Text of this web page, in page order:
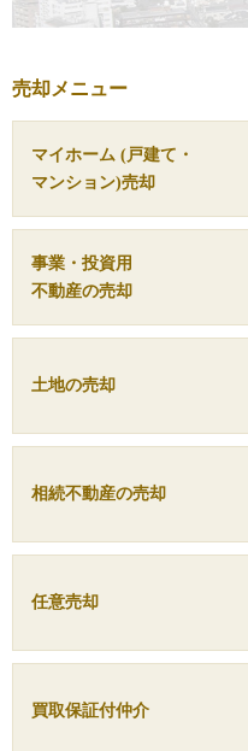
売却メニュー
マイホーム (戸建て・
マンション)売却
事業・投資用
不動産の売却
土地の売却
相続不動産の売却
任意売却
買取保証付仲介